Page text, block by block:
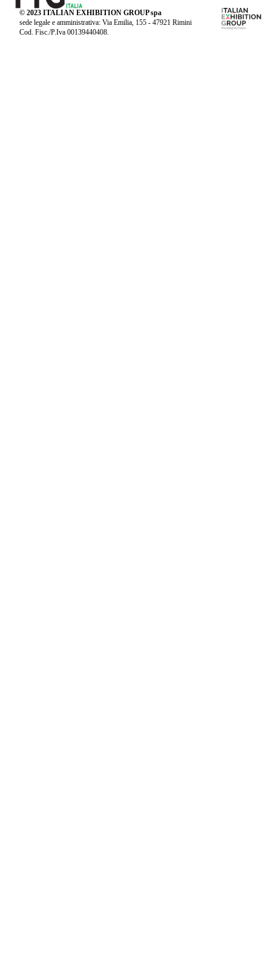
© 2023 ITALIAN EXHIBITION GROUP spa
sede legale e amministrativa: Via Emilia, 155 - 47921 Rimini
Cod. Fisc./P.Iva 00139440408.